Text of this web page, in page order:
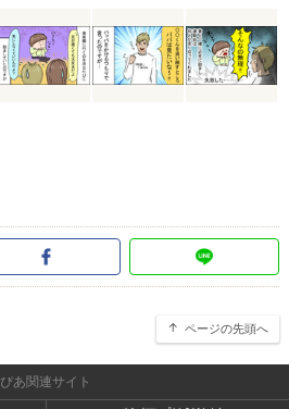
ページの先頭へ
ぴあ関連サイト